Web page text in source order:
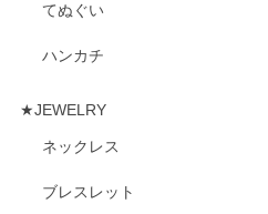
てぬぐい
ハンカチ
★JEWELRY
ネックレス
ブレスレット